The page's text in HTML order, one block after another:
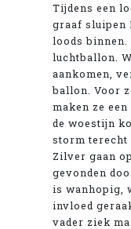
Tijdens een
graaf sluipen
loods binnen.
luchtballon.
aankomen,
ballon. Voor
maken ze
de woestijn
storm terecht
Zilver gaan
gevonden
is wanhopig,
invloed
vader ziek